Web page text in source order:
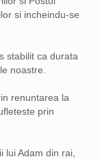
si incheindu-se
stabilit ca durata
noastre.
renuntarea la
prin
lui Adam din rai,